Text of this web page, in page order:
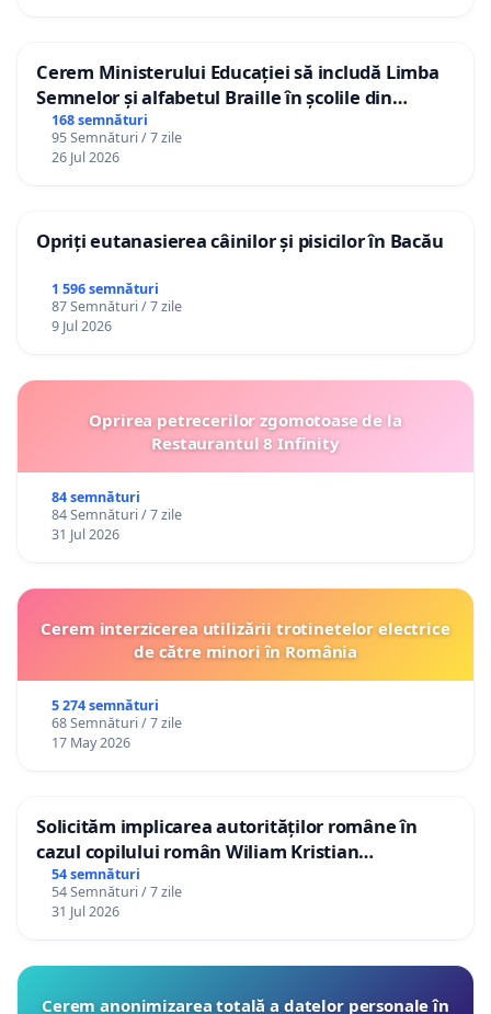
Cerem Ministerului Educației să includă Limba
Semnelor și alfabetul Braille în școlile din
Republica Moldova!
168 semnături
95 Semnături / 7 zile
26 Jul 2026
Opriți eutanasierea câinilor și pisicilor în Bacău
1 596 semnături
87 Semnături / 7 zile
9 Jul 2026
Oprirea petrecerilor zgomotoase de la
Restaurantul 8 Infinity
84 semnături
84 Semnături / 7 zile
31 Jul 2026
Cerem interzicerea utilizării trotinetelor electrice
de către minori în România
5 274 semnături
68 Semnături / 7 zile
17 May 2026
Solicităm implicarea autorităților române în
cazul copilului român Wiliam Kristian
Gheorghe, aflat în plasament în Danemarca de
12 ani
54 semnături
54 Semnături / 7 zile
31 Jul 2026
Cerem anonimizarea totală a datelor personale în